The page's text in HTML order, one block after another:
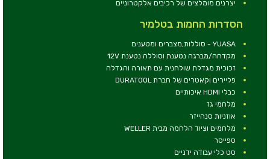
יצרנים מומלצים של רכיבים אלקטרוניים
הסדרות החמות בטלמיר
YUASA - סוללות,מצברים ומטענים
מקדחה/מברגה נטענת וסוללה נטענת 12V
זכוכית מגדלת שולחנית עם תאורה והגדלה
פליירים וקאטרים של חברת DURATOOL
כבלי HDMI איכותיים
מלחמי גז
אוזניות סנהייזר
מלחמים וציוד הלחמה מבית WELLER
ספייסר
סט כלי עבודה ידניים